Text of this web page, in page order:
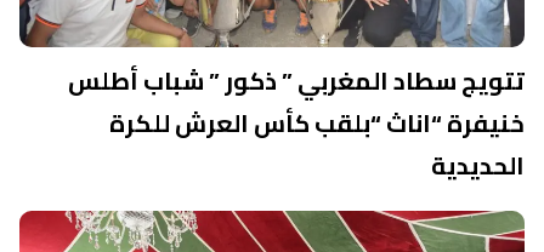
تتويج سطاد المغربي ” ذكور ” شباب أطلس
خنيفرة “اناث “بلقب كأس العرش للكرة
الحديدية